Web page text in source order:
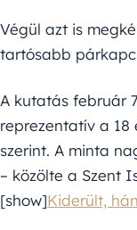
Végül azt is
tartósabb
A kutatás február
reprezentatív a 18
szerint. A minta
– közölte a Szent
[show]Kiderült,